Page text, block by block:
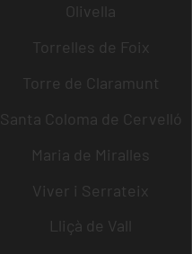
Olivella
Torrelles de Foix
Torre de Claramunt
Santa Coloma de Cervelló
Maria de Miralles
Viver i Serrateix
Lliçà de Vall